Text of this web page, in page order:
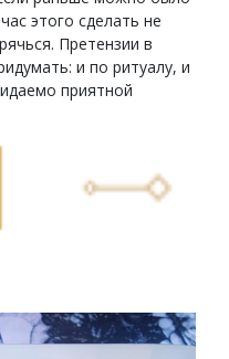
этого сделать не
Претензии в
и по ритуалу, и
приятной